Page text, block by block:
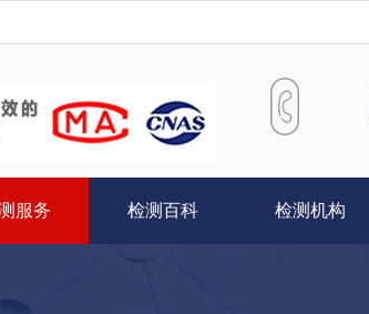
服务 检测百科 检测机构